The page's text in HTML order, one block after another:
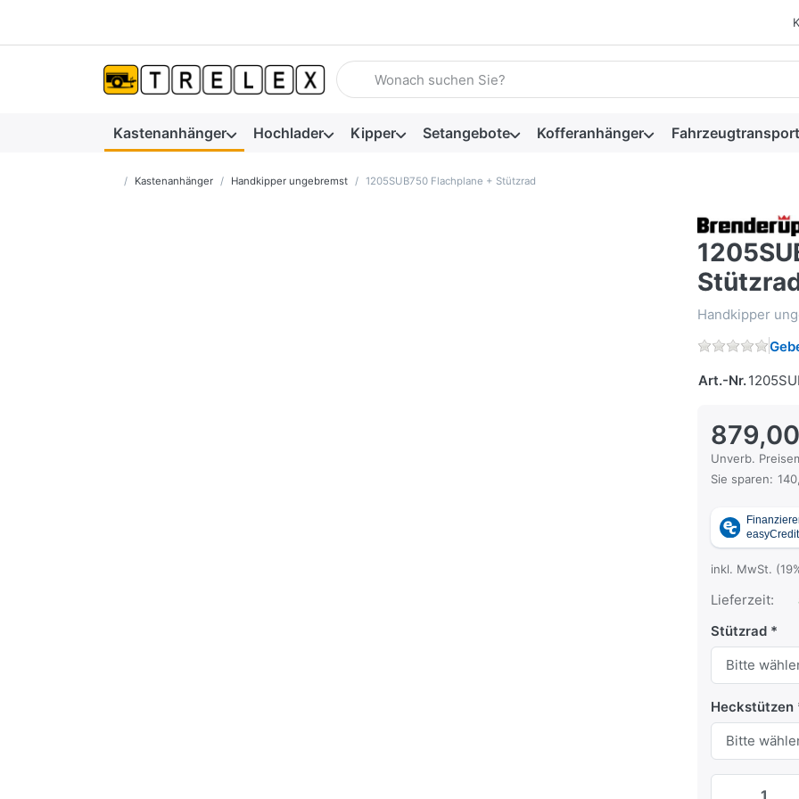
Geben Sie einen Suchbegriff ein. Während Sie tippen, erscheinen
Kastenanhänger Hochlader Kipper Setangebote Kofferanhänger
Startseite
Kastenanhänger Handkipper ungebremst 1205SUB750 Flachplane + Stützrad
Handkipper
Art.-Nr.
Unverb.
Die UVP ist
Sie sparen:
inkl. MwSt.
Lieferzeit:
Stützrad
Heckstützen